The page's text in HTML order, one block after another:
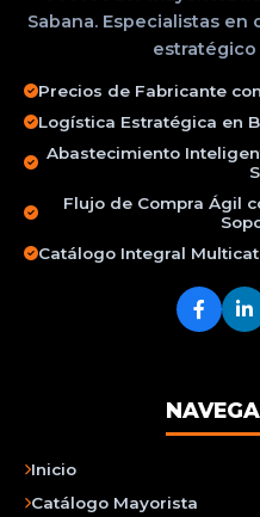
Sabana. Especialistas
Precios de Fabricante
Logística Estratégica en
Abastecimiento
Flujo de Compra Ágil
Catálogo Integral
Inicio
Catálogo Mayorista